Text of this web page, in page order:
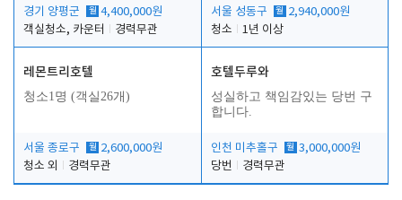
경기 양평군 월 4,400,000원
객실청소, 카운터
경력무관
서울 성동구 월 2,940,000원
청소
1년 이상
레몬트리호텔
청소1명 (객실26개)
서울 종로구 월 2,600,000원
청소 외
경력무관
호텔두루와
성실하고 책임감있는 당번 구
합니다.
인천 미추홀구 월 3,000,000원
당번
경력무관